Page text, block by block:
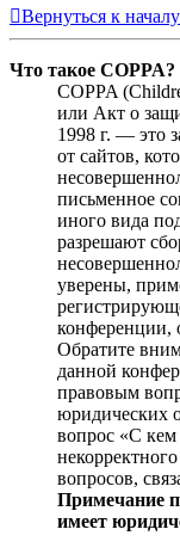
Вернуться к началу
Что такое COPPA?
COPPA
или Акт о
1998 г. — это
от сайтов,
письменное
иного вида
разрешают
уверены,
конференции,
Обратите
данной
правовым
юридических
вопрос «С кем
вопросов,
Примечание
имеет